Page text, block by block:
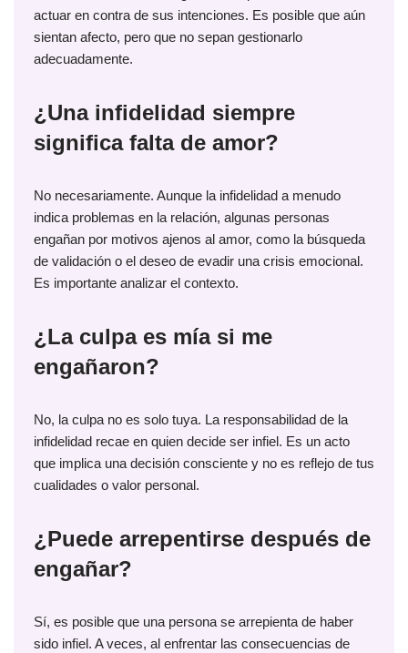
actuar en contra de sus intenciones. Es posible que aún
sientan afecto, pero que no sepan gestionarlo
adecuadamente.
¿Una infidelidad siempre
significa falta de amor?
No necesariamente. Aunque la infidelidad a menudo
indica problemas en la relación, algunas personas
engañan por motivos ajenos al amor, como la búsqueda
de validación o el deseo de evadir una crisis emocional.
Es importante analizar el contexto.
¿La culpa es mía si me
engañaron?
No, la culpa no es solo tuya. La responsabilidad de la
infidelidad recae en quien decide ser infiel. Es un acto
que implica una decisión consciente y no es reflejo de tus
cualidades o valor personal.
¿Puede arrepentirse después de
engañar?
Sí, es posible que una persona se arrepienta de haber
sido infiel. A veces, al enfrentar las consecuencias de